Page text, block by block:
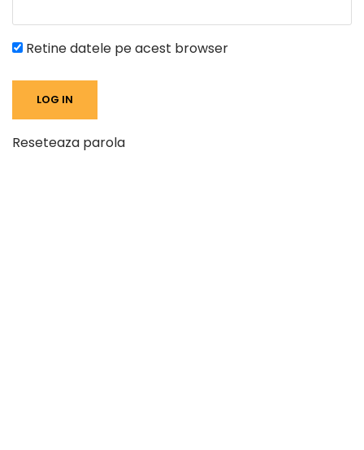
Retine datele pe acest browser
Reseteaza parola